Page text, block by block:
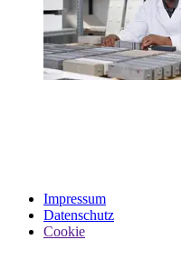
Impressum
Datenschutz
Cookie